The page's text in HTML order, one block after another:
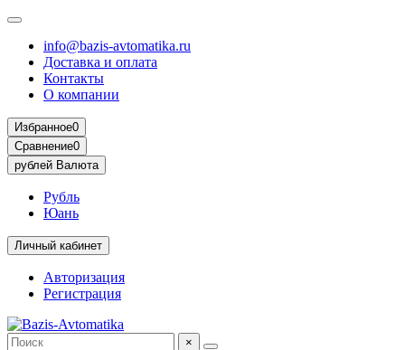
info@bazis-avtomatika.ru
Доставка и оплата
Контакты
О компании
Избранное0
Сравнение0
рублей Валюта
Рубль
Юань
Личный кабинет
Авторизация
Регистрация
×